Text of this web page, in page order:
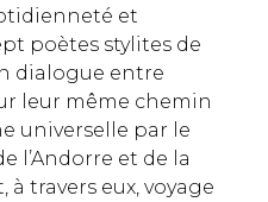
et
poètes stylites de
dialogue entre
leur même chemin
universelle par le
l’Andorre et de la
à travers eux, voyage